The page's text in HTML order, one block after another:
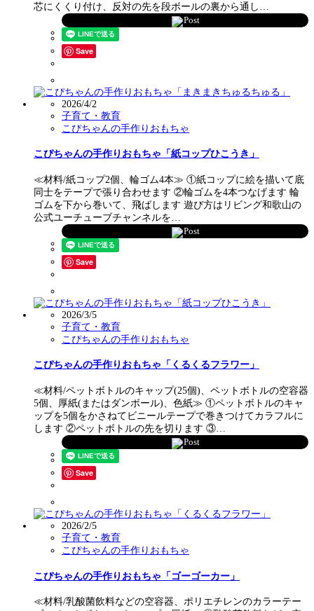
芯にくくり付け、反対の先を段ボールの裏から通し…
Post
Save
2026/4/2
子育て・教育
こぴちゃんの手作りおもちゃ
こぴちゃんの手作りおもちゃ「紙コップひこうき」
≪材料/紙コップ2個、輪ゴム4本≫ ①紙コップに絵を描いて底
同士をテープで張り合わせます ②輪ゴムを4本つなげます 輪
ゴムを下から巻いて、飛ばします 遊び方はリビング和歌山の
公式ユーチューブチャンネルを…
Post
Save
2026/3/5
子育て・教育
こぴちゃんの手作りおもちゃ
こぴちゃんの手作りおもちゃ「くるくるフラワー」
≪材料/ペットボトルのキャップ(25個)、ペットボトルの空容器
5個、厚紙(またはダンボール)、色紙≫ ①ペットボトルのキャ
ップを5個をかさねてビニールテープで巻きつけてカラフルに
します ②ペットボトルの先を切ります ③…
Post
Save
2026/2/5
子育て・教育
こぴちゃんの手作りおもちゃ
こぴちゃんの手作りおもちゃ「ゴーゴーカー」
≪材料/乳酸菌飲料などの空容器、ポリエチレンのカラーテー